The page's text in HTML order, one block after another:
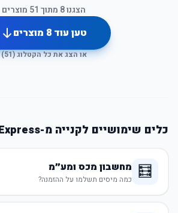
הצגנו8 מתוך 51 מוצרים
טען עוד8 מוצרים
או הצג את כל הקטלוג (51
)
כלים שימושיים לקנייה מ-AliExpress
🧮 מחשבון מכס ומע״מ
כמה מיסים תשלמו על ההזמנה?